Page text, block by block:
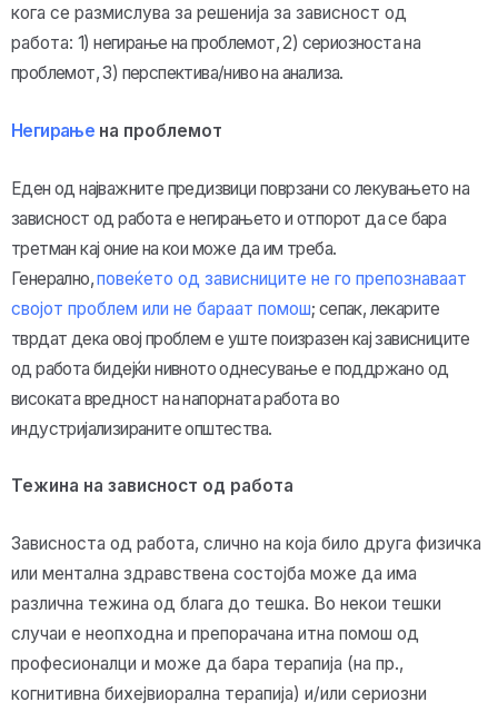
кога се размислува за решенија за зависност од
работа: 1) негирање на проблемот, 2) сериозноста на
проблемот, 3) перспектива/ниво на анализа.
Негирање на проблемот
Еден од најважните предизвици поврзани со лекувањето на
зависност од работа е негирањето и отпорот да се бара
третман кај оние на кои може да им треба.
Генерално,повеќето од зависниците не го препознаваат
својот проблем или не бараат помош; сепак, лекарите
тврдат дека овој проблем е уште поизразен кај зависниците
од работа бидејќи нивното однесување е поддржано од
високата вредност на напорната работа во
индустријализираните општества.
Тежина на зависност од работа
Зависноста од работа, слично на која било друга физичка
или ментална здравствена состојба може да има
различна тежина од блага до тешка. Во некои тешки
случаи е неопходна и препорачана итна помош од
професионалци и може да бара терапија (на пр.,
когнитивна бихејвиорална терапија) и/или сериозни